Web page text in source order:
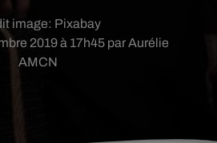
2019 à 17h45 par Aurélie
AMCN
image: Pixabay